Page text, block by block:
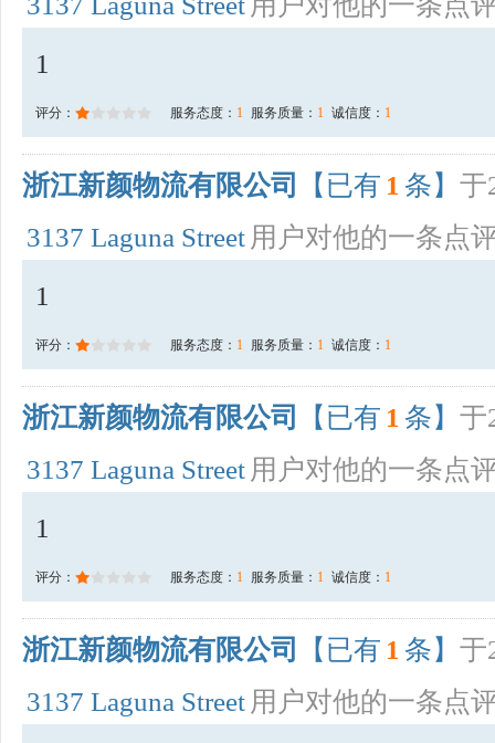
1
评分： 服务态度： 1 服务质量： 1 诚信度： 1
浙江新颜物流有限公司 【已有 1 条】 于
3137 Laguna Street 用户对他的一条点
1
评分： 服务态度： 1 服务质量： 1 诚信度： 1
浙江新颜物流有限公司 【已有 1 条】 于
3137 Laguna Street 用户对他的一条点
1
评分： 服务态度： 1 服务质量： 1 诚信度： 1
浙江新颜物流有限公司 【已有 1 条】 于
3137 Laguna Street 用户对他的一条点